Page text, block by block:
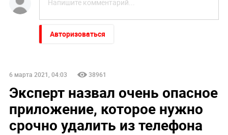
Авторизоваться
6 марта 2021, 04:03 38961
Эксперт назвал очень опасное
приложение, которое нужно
срочно удалить из телефона